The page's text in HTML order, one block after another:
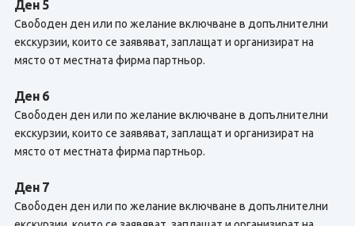
Ден 5
Свободен ден или по желание включване в допълнителни
екскурзии, които се заявяват, заплащат и организират на
място от местната фирма партньор.
Ден 6
Свободен ден или по желание включване в допълнителни
екскурзии, които се заявяват, заплащат и организират на
място от местната фирма партньор.
Ден 7
Свободен ден или по желание включване в допълнителни